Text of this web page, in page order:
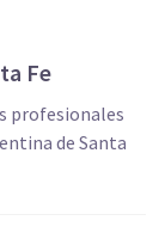
Fe
profesionales
de Santa